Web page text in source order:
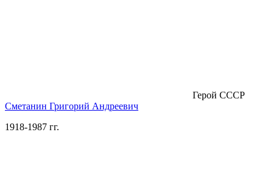
Герой СССР
Сметанин Григорий Андреевич
1918-1987 гг.